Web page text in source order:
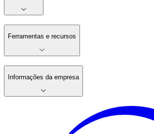
Ferramentas e recursos
Informações da empresa